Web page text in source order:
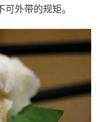
外带的规矩。